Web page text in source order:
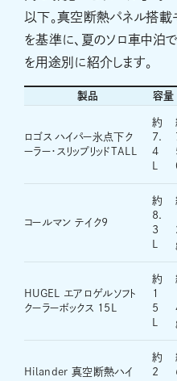
以下。真空断熱パネル搭載
を基準に、夏のソロ車中泊
を用途別に紹介します。
製品 容量
ロゴス ハイパー氷点下ク
ーラー・スリップリッドTALL
約
7.
4
コールマン テイク9
約
8.
3
HUGEL エアロゲルソフト
クーラーボックス 15L
約
1
5
Hilander 真空断熱ハイ
約
2